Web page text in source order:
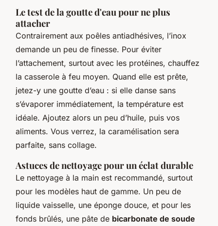
Le test de la goutte d'eau pour ne plus
attacher
Contrairement aux poêles antiadhésives, l’inox
demande un peu de finesse. Pour éviter
l’attachement, surtout avec les protéines, chauffez
la casserole à feu moyen. Quand elle est prête,
jetez-y une goutte d’eau : si elle danse sans
s’évaporer immédiatement, la température est
idéale. Ajoutez alors un peu d’huile, puis vos
aliments. Vous verrez, la caramélisation sera
parfaite, sans collage.
Astuces de nettoyage pour un éclat durable
Le nettoyage à la main est recommandé, surtout
pour les modèles haut de gamme. Un peu de
liquide vaisselle, une éponge douce, et pour les
fonds brûlés, une pâte de bicarbonate de soude